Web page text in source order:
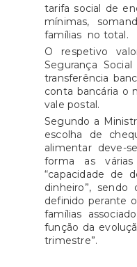
tarifa social de
mínimas,
famílias no total.
O respetivo
Segurança
transferência
conta bancária o
vale postal.
Segundo a
escolha de
alimentar deve-
forma as
“capacidade de
dinheiro”,
definido perante
famílias
função da
trimestre”.